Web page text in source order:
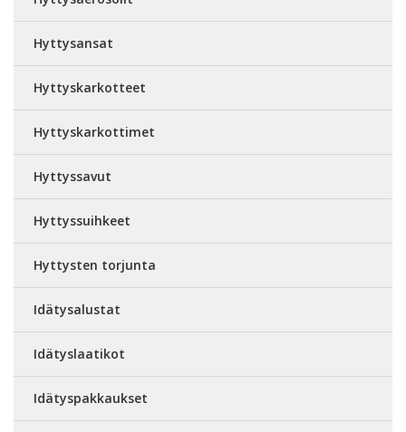
Hyttysansat
Hyttyskarkotteet
Hyttyskarkottimet
Hyttyssavut
Hyttyssuihkeet
Hyttysten torjunta
Idätysalustat
Idätyslaatikot
Idätyspakkaukset